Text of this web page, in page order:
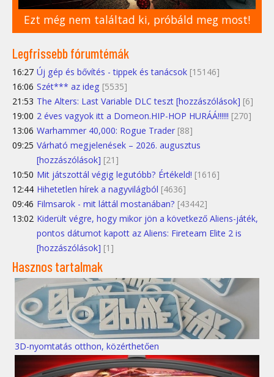
Ezt még nem találtad ki, próbáld meg most!
Legfrissebb fórumtémák
16:27 Új gép és bővítés - tippek és tanácsok [15146]
16:06 Szét*** az ideg [5535]
21:53 The Alters: Last Variable DLC teszt [hozzászólások] [6]
19:00 2 éves vagyok itt a Domeon.HIP-HOP HURÁÁ!!!!!! [270]
13:06 Warhammer 40,000: Rogue Trader [88]
09:25 Várható megjelenések – 2026. augusztus
[hozzászólások] [21]
10:50 Mit játszottál végig legutóbb? Értékeld! [1616]
12:44 Hihetetlen hírek a nagyvilágból [4636]
09:46 Filmsarok - mit láttál mostanában? [43442]
13:02 Kiderült végre, hogy mikor jön a következő Aliens-játék,
pontos dátumot kapott az Aliens: Fireteam Elite 2 is
[hozzászólások] [1]
Hasznos tartalmak
3D-nyomtatás otthon, közérthetően